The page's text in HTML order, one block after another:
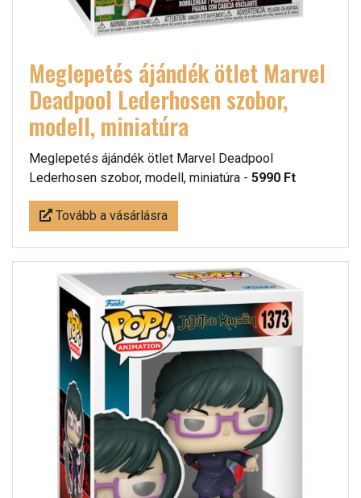
Meglepetés ájándék ötlet Marvel
Deadpool Lederhosen szobor,
modell, miniatúra
Meglepetés ájándék ötlet Marvel Deadpool
Lederhosen szobor, modell, miniatúra - 5990 Ft
Tovább a vásárlásra